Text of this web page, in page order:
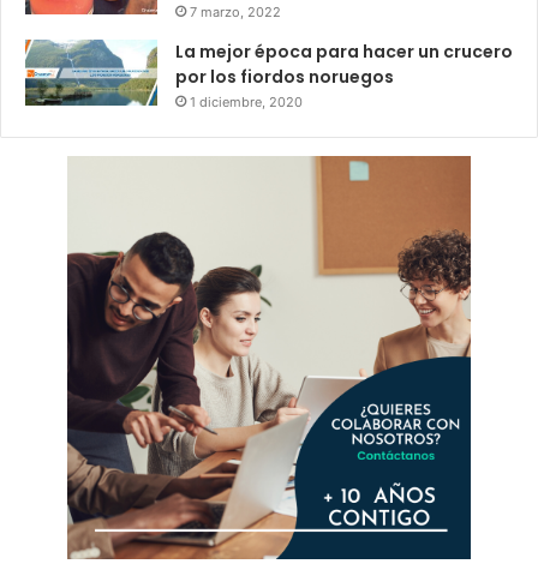
7 marzo, 2022
La mejor época para hacer un crucero
por los fiordos noruegos
1 diciembre, 2020